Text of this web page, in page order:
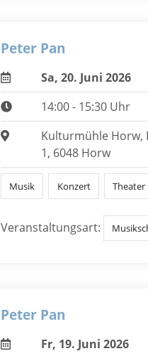
Peter Pan
Sa, 20. Juni 2026
14:00 - 15:30 Uhr
Kulturmühle Horw,
1, 6048 Horw
Musik Konzert Theater
Veranstaltungsart:
Peter Pan
Fr, 19. Juni 2026